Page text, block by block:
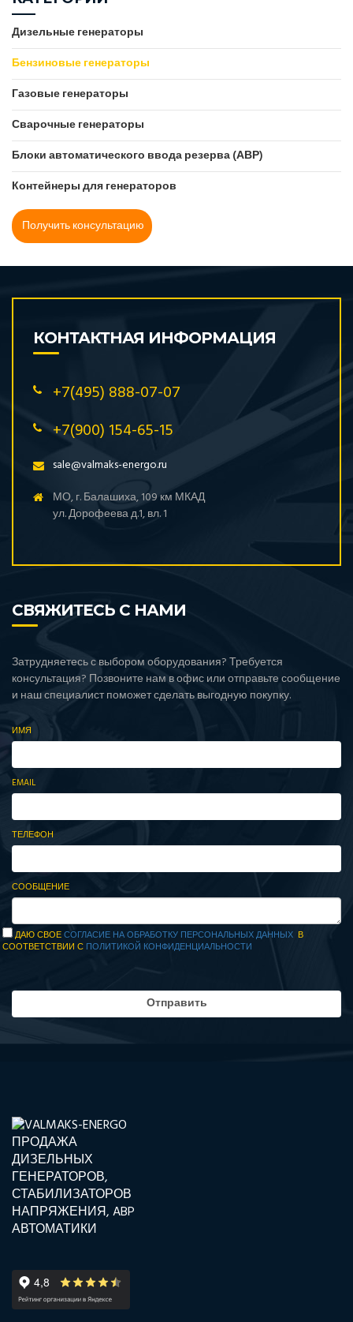
Дизельные генераторы
Бензиновые генераторы
Газовые генераторы
Сварочные генераторы
Блоки автоматического ввода резерва (АВР)
Контейнеры для генераторов
Получить консультацию
КОНТАКТНАЯ ИНФОРМАЦИЯ
+7(495) 888-07-07
+7(900) 154-65-15
sale@valmaks-energo.ru
МО, г. Балашиха, 109 км МКАД
ул. Дорофеева д.1, вл. 1
СВЯЖИТЕСЬ С НАМИ
Затрудняетесь с выбором оборудования? Требуется
консультация? Позвоните нам в офис или отправьте сообщение
и наш специалист поможет сделать выгодную покупку.
ИМЯ
EMAIL
ТЕЛЕФОН
СООБЩЕНИЕ
ДАЮ СВОЕСОГЛАСИЕ НА ОБРАБОТКУ ПЕРСОНАЛЬНЫХ ДАННЫХ В
СООТВЕТСТВИИ С ПОЛИТИКОЙ КОНФИДЕНЦИАЛЬНОСТИ